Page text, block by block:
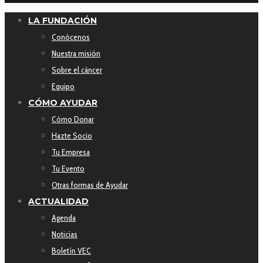
LA FUNDACIÓN
Conócenos
Nuestra misión
Sobre el cáncer
Equipo
CÓMO AYUDAR
Cómo Donar
Hazte Socio
Tu Empresa
Tu Evento
Otras formas de Ayudar
ACTUALIDAD
Agenda
Noticias
Boletín VEC